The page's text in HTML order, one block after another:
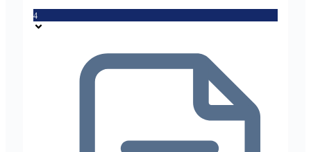
4